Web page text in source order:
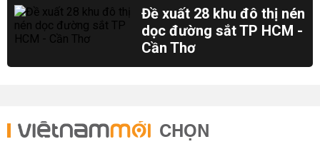
Đề xuất 28 khu đô thị nén
dọc đường sắt TP HCM -
Cần Thơ
CHỌN